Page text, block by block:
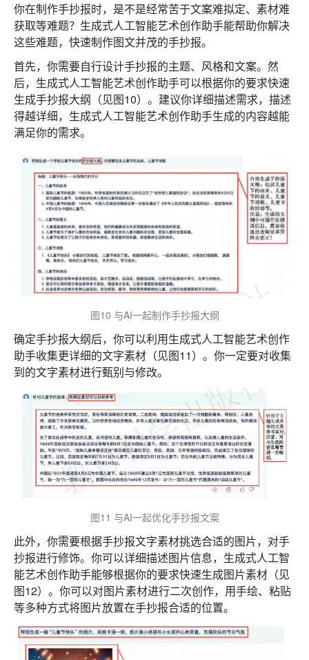
你在制作手抄报时，是不是经常苦于文案难拟定、素材难
获取等难题？生成式人工智能艺术创作助手能帮助你解决
这些难题，快速制作图文并茂的手抄报。
首先，你需要自行设计手抄报的主题、风格和文案。然
后，生成式人工智能艺术创作助手可以根据你的要求快速
生成手抄报大纲（见图10）。建议你详细描述需求，描述
得越详细，生成式人工智能艺术创作助手生成的内容越能
满足你的需求。
图10 与AI一起制作手抄报大纲
确定手抄报大纲后，你可以利用生成式人工智能艺术创作
助手收集更详细的文字素材（见图11）。你一定要对收集
到的文字素材进行甄别与修改。
图11 与AI一起优化手抄报文案
此外，你需要根据手抄报文字素材挑选合适的图片，对手
抄报进行修饰。你可以详细描述图片信息，生成式人工智
能艺术创作助手能够根据你的要求快速生成图片素材（见
图12）。你可以对图片素材进行二次创作，用手绘、粘贴
等多种方式将图片放置在手抄报合适的位置。